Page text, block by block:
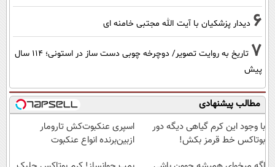
6 دیدار پزشکیان با آیت الله مجتبی خامنه ای
7
تاریخ به روایت تصویر/ دوچرخه چوبی دست ساز در استونی؛ 114 سال
پیش
مطالب پیشنهادی
با وجود این کرم گیاهی دیگه دور
بوتاکس خط قرمز بکش!
اسپری عنکبوت‌‌کش تارومار
ازبین‌برنده انواع عنکبوت